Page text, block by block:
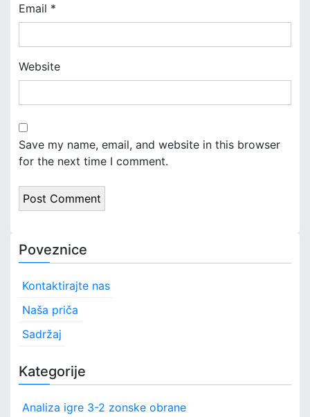
Email *
Website
Save my name, email, and website in this browser
for the next time I comment.
Poveznice
Kontaktirajte nas
Naša priča
Sadržaj
Kategorije
Analiza igre 3-2 zonske obrane